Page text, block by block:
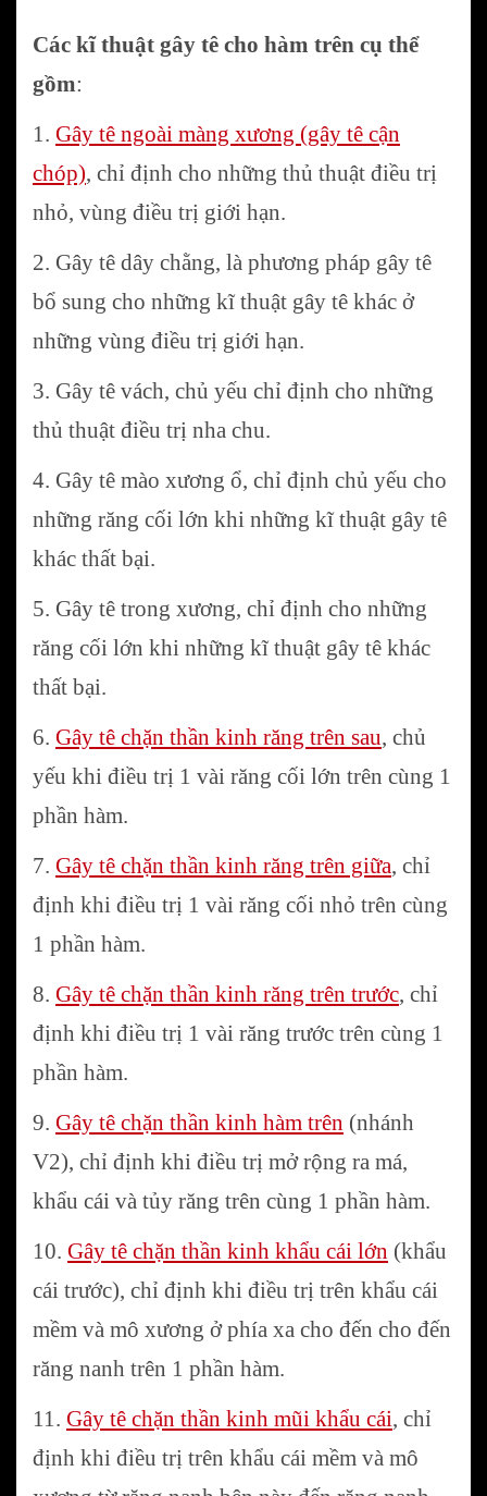
Các kĩ thuật gây tê cho hàm trên cụ thể
gồm:
1. Gây tê ngoài màng xương (gây tê cận
chóp), chỉ định cho những thủ thuật điều trị
nhỏ, vùng điều trị giới hạn.
2. Gây tê dây chằng, là phương pháp gây tê
bổ sung cho những kĩ thuật gây tê khác ở
những vùng điều trị giới hạn.
3. Gây tê vách, chủ yếu chỉ định cho những
thủ thuật điều trị nha chu.
4. Gây tê mào xương ổ, chỉ định chủ yếu cho
những răng cối lớn khi những kĩ thuật gây tê
khác thất bại.
5. Gây tê trong xương, chỉ định cho những
răng cối lớn khi những kĩ thuật gây tê khác
thất bại.
6. Gây tê chặn thần kinh răng trên sau, chủ
yếu khi điều trị 1 vài răng cối lớn trên cùng 1
phần hàm.
7. Gây tê chặn thần kinh răng trên giữa, chỉ
định khi điều trị 1 vài răng cối nhỏ trên cùng
1 phần hàm.
8. Gây tê chặn thần kinh răng trên trước, chỉ
định khi điều trị 1 vài răng trước trên cùng 1
phần hàm.
9. Gây tê chặn thần kinh hàm trên (nhánh
V2), chỉ định khi điều trị mở rộng ra má,
khẩu cái và tủy răng trên cùng 1 phần hàm.
10. Gây tê chặn thần kinh khẩu cái lớn (khẩu
cái trước), chỉ định khi điều trị trên khẩu cái
mềm và mô xương ở phía xa cho đến cho đến
răng nanh trên 1 phần hàm.
11. Gây tê chặn thần kinh mũi khẩu cái, chỉ
định khi điều trị trên khẩu cái mềm và mô